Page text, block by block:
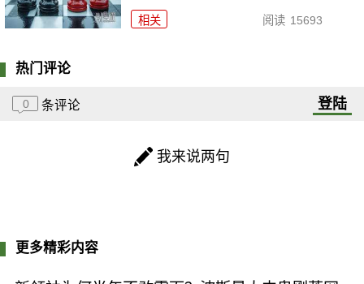
相关 阅读 15693
热门评论
0 条评论 登陆
我来说两句
更多精彩内容